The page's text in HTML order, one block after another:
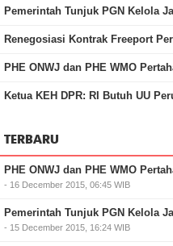
Pemerintah Tunjuk PGN Kelola
Renegosiasi Kontrak Freeport
PHE ONWJ dan PHE WMO
Ketua KEH DPR: RI Butuh UU
TERBARU
PHE ONWJ dan PHE WMO
- 16 December 2015, 06:45 WIB
Pemerintah Tunjuk PGN Kelola
- 15 December 2015, 16:24 WIB